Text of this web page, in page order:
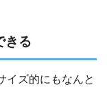
きる
イズ的にもなんと